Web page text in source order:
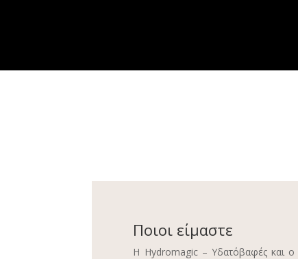
Ποιοι είμαστε
Η Hydromagic – Υδατόβαφές και